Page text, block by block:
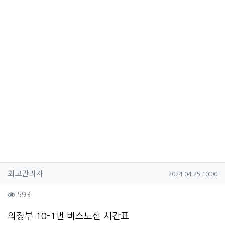
작성자 정보
최고관리자작성 작성일
2024.04.25 10:00
컨텐츠 정보
593
본문
의정부 10-1번 버스노선 시간표